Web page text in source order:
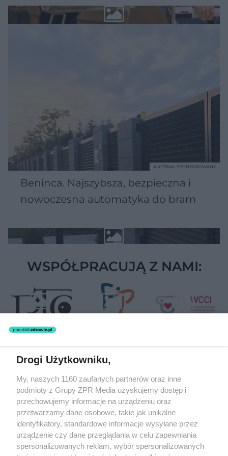
Beninca. Najszybsza, bezpieczna i
nowoczesna automatyka do bram
MATERIAŁ SPONSOROWANY
WSPÓŁPRACUJĄ Z NAMI:
Żaden utwór zamieszczony w serwisie nie może być powielany i
rozpowszechniany lub dalej rozpowszechniany w jakikolwiek sposób
(w tym także elektroniczny lub mechaniczny) na jakimkolwiek polu
eksploatacji w jakiejkolwiek formie, włącznie z umieszczaniem w
Internecie bez pisemnej zgody właściciela praw. Jakiekolwiek użycie
lub wykorzystanie utworów w całości lub w części z naruszeniem
prawa, tzn. bez właściwej zgody, jest zabronione pod groźbą kary i
może być ścigane prawnie.
Drogi Użytkowniku,
My, naszych 1160 zaufanych partnerów oraz inne
podmioty z Grupy ZPR Media uzyskujemy dostęp i
przechowujemy informacje na urządzeniu oraz
przetwarzamy dane osobowe, takie jak unikalne
identyfikatory, standardowe informacje wysyłane przez
urządzenie czy dane przeglądania w celu zapewniania
spersonalizowanych reklam, wybór spersonalizowanych